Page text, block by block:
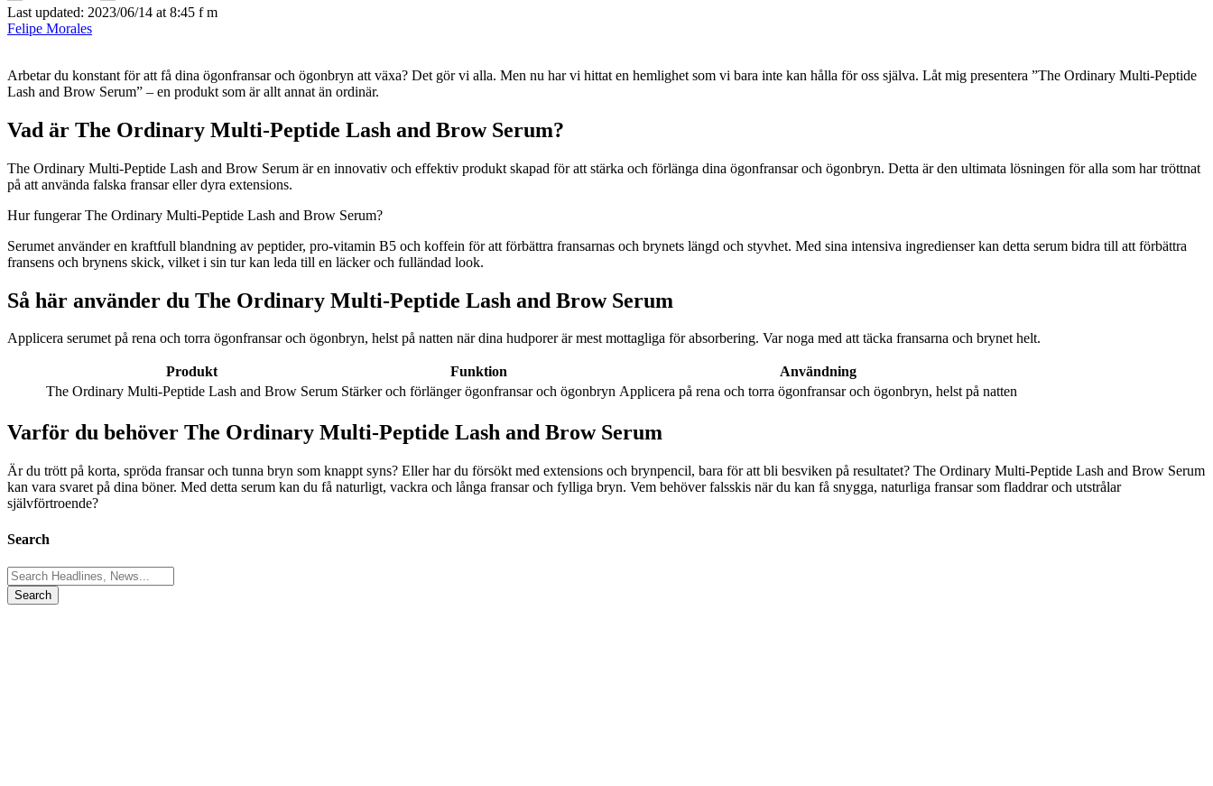
Last updated: 2023/06/14 at 8:45 f m
Felipe Morales
Arbetar du konstant för att få dina ögonfransar och ögonbryn att växa? Det gör vi alla. Men nu har vi hittat en hemlighet som vi bara inte kan hålla för oss själva. Låt mig presentera ”The Ordinary Multi-Peptide
Lash and Brow Serum” – en produkt som är allt annat än ordinär.
Vad är The Ordinary Multi-Peptide Lash and Brow Serum?
The Ordinary Multi-Peptide Lash and Brow Serum är en innovativ och effektiv produkt skapad för att stärka och förlänga dina ögonfransar och ögonbryn. Detta är den ultimata lösningen för alla som har tröttnat
på att använda falska fransar eller dyra extensions.
Hur fungerar The Ordinary Multi-Peptide Lash and Brow Serum?
Serumet använder en kraftfull blandning av peptider, pro-vitamin B5 och koffein för att förbättra fransarnas och brynets längd och styvhet. Med sina intensiva ingredienser kan detta serum bidra till att förbättra
fransens och brynens skick, vilket i sin tur kan leda till en läcker och fulländad look.
Så här använder du The Ordinary Multi-Peptide Lash and Brow Serum
Applicera serumet på rena och torra ögonfransar och ögonbryn, helst på natten när dina hudporer är mest mottagliga för absorbering. Var noga med att täcka fransarna och brynet helt.
Produkt Funktion
Användning
The Ordinary Multi-Peptide Lash and Brow Serum Stärker och förlänger ögonfransar och ögonbryn Applicera på rena och torra ögonfransar och ögonbryn, helst på natten
Varför du behöver The Ordinary Multi-Peptide Lash and Brow Serum
Är du trött på korta, spröda fransar och tunna bryn som knappt syns? Eller har du försökt med extensions och brynpencil, bara för att bli besviken på resultatet? The Ordinary Multi-Peptide Lash and Brow Serum
kan vara svaret på dina böner. Med detta serum kan du få naturligt, vackra och långa fransar och fylliga bryn. Vem behöver falsskis när du kan få snygga, naturliga fransar som fladdrar och utstrålar
självförtroende?
Search
Search
for: